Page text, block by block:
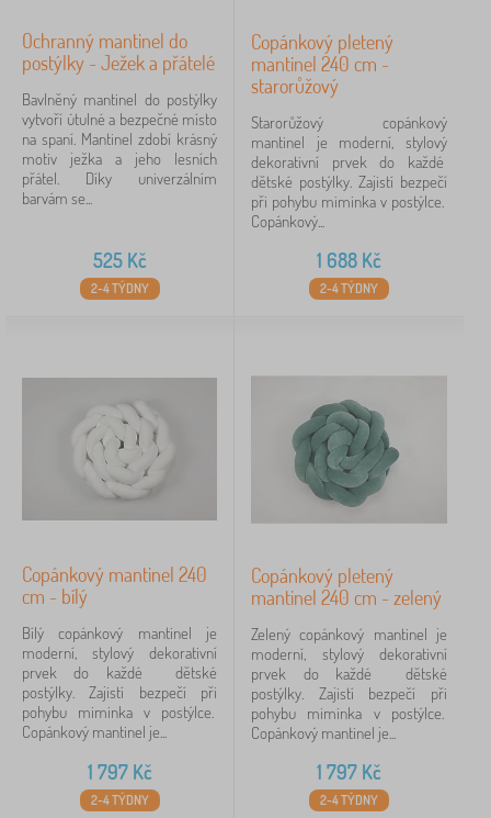
Ochranný mantinel do
postýlky - Ježek a přátelé
Bavlněný mantinel do postýlky
vytvoří útulné a bezpečné místo
na spaní. Mantinel zdobí krásný
motiv ježka a jeho lesních
přátel. Díky univerzálním
barvám se...
525Kč
2-4 TÝDNY
Copánkový pletený
mantinel 240 cm -
starorůžový
Starorůžový copánkový
mantinel je moderní, stylový
dekorativní prvek do každé
dětské postýlky. Zajistí bezpečí
při pohybu miminka v postýlce.
Copánkový...
1 688 Kč
2-4 TÝDNY
Copánkový mantinel 240
cm - bílý
Bílý copánkový mantinel je
moderní, stylový dekorativní
prvek do každé dětské
postýlky. Zajistí bezpečí při
pohybu miminka v postýlce.
Copánkový mantinel je...
1 797Kč
2-4 TÝDNY
Copánkový pletený
mantinel 240 cm - zelený
Zelený copánkový mantinel je
moderní, stylový dekorativní
prvek do každé dětské
postýlky. Zajistí bezpečí při
pohybu miminka v postýlce.
Copánkový mantinel je...
1 797 Kč
2-4 TÝDNY